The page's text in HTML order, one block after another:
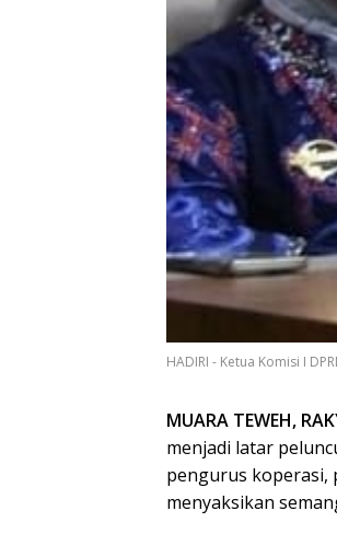
HADIRI - Ketua Komisi I
MUARA TEWEH,
menjadi latar
pengurus koperasi,
menyaksikan